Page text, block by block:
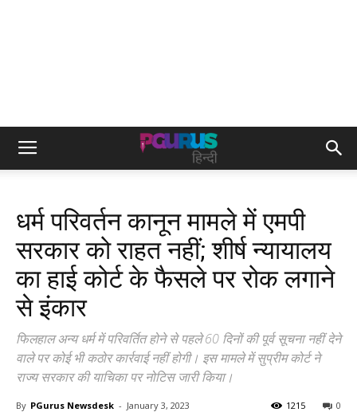
धर्म परिवर्तन कानून मामले में एमपी
सरकार को राहत नहीं; शीर्ष न्यायालय
का हाई कोर्ट के फैसले पर रोक लगाने
से इंकार
फिलहाल अन्य धर्म में परिवर्तित होने से पहले 60 दिनों की पूर्व सूचना नहीं देने
वाले पर कोई भी कठोर कार्रवाई नहीं होगी। इस मामले में सुप्रीम कोर्ट ने
राज्य सरकार की याचिका पर नोटिस जारी किया।
By PGurus Newsdesk - January 3, 2023 0
1215